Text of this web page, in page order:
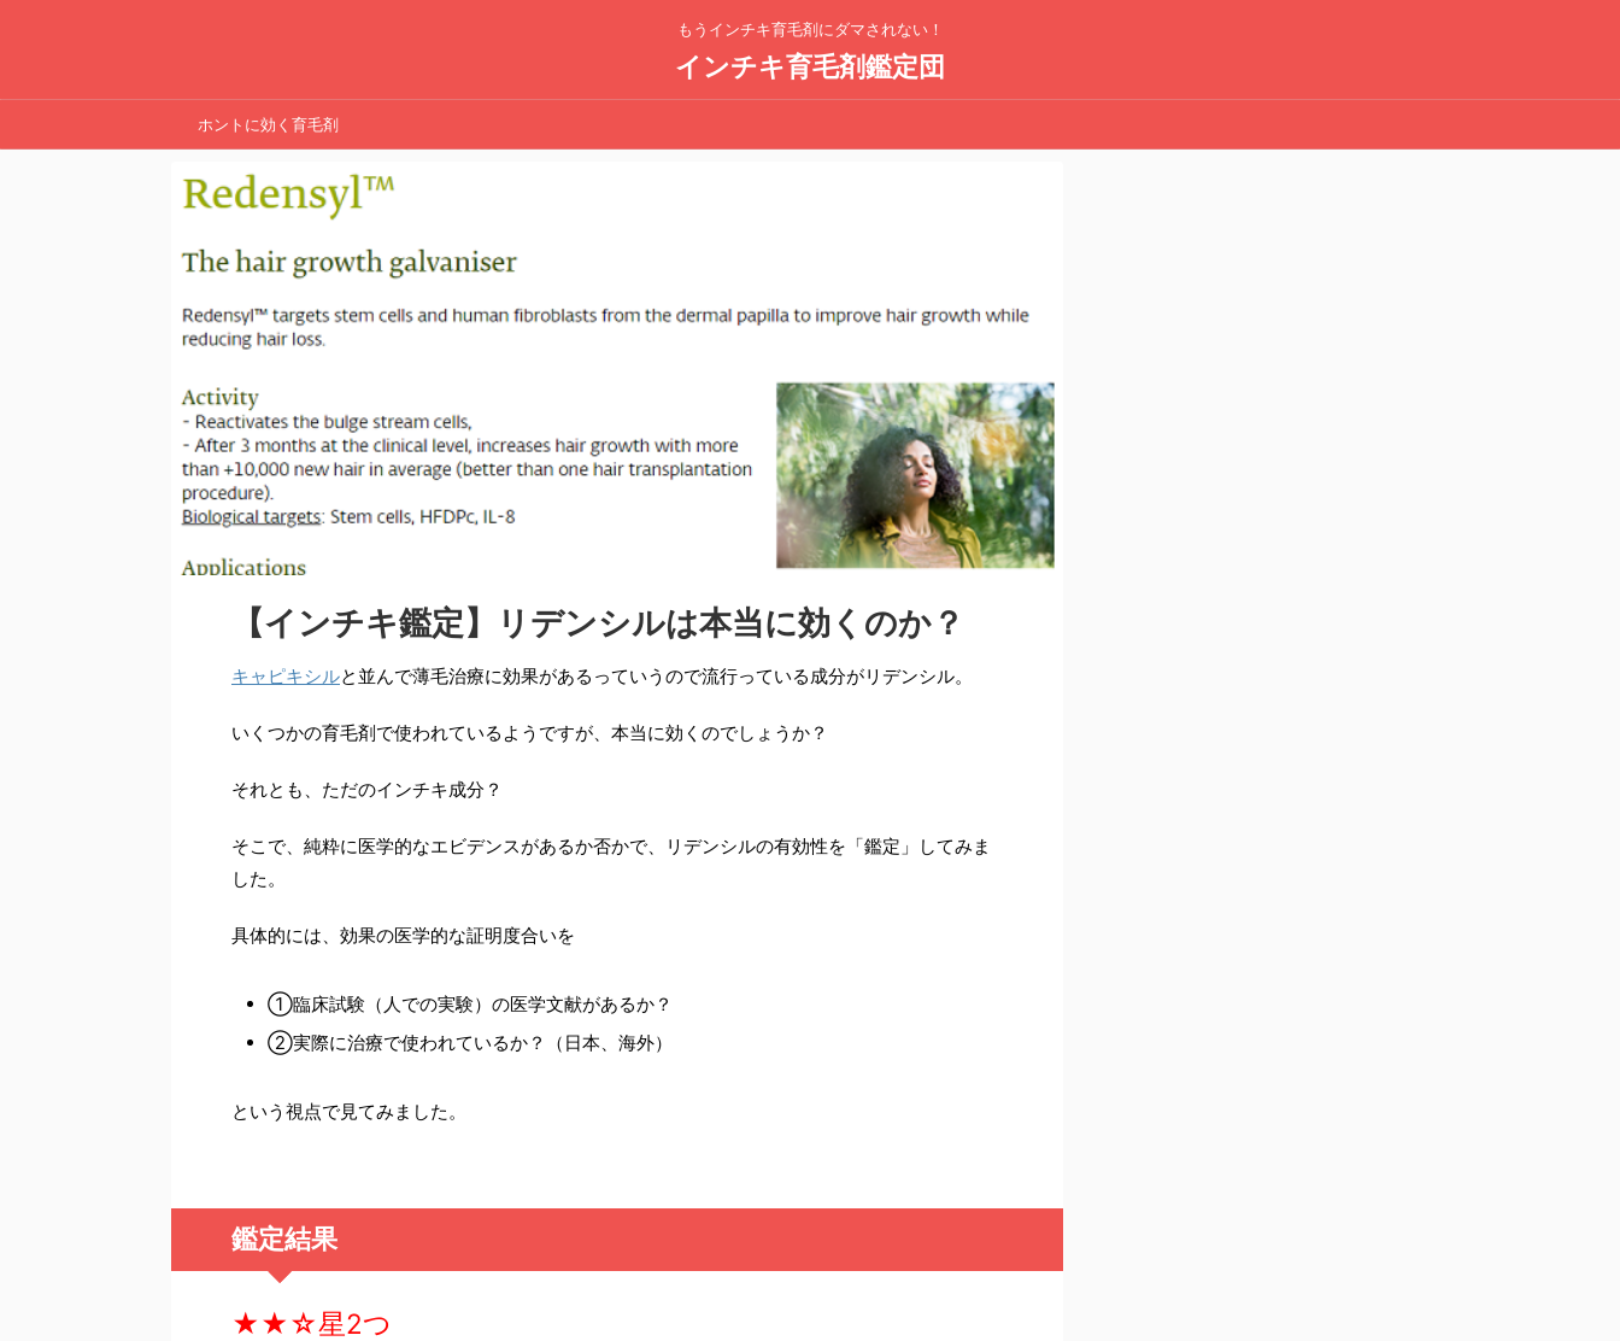
もうインチキ育毛剤にダマされない！
インチキ育毛剤鑑定団
ホントに効く育毛剤
【インチキ鑑定】リデンシルは本当に効くのか？
キャピキシルと並んで薄毛治療に効果があるっていうので流行っている成分がリデンシル。
いくつかの育毛剤で使われているようですが、本当に効くのでしょうか？
それとも、ただのインチキ成分？
そこで、純粋に医学的なエビデンスがあるか否かで、リデンシルの有効性を「鑑定」してみま
した。
具体的には、効果の医学的な証明度合いを
①臨床試験（人での実験）の医学文献があるか？
②実際に治療で使われているか？（日本、海外）
という視点で見てみました。
鑑定結果
★★☆星2つ